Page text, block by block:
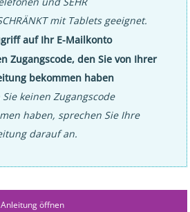
mit Tablets geeignet.
auf Ihr E-Mailkonto
Zugangscode, den Sie von Ihrer
bekommen haben
Sie keinen Zugangscode
haben, sprechen Sie Ihre
darauf an.